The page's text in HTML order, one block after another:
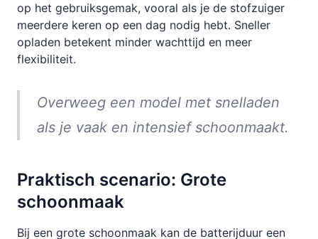
op het gebruiksgemak, vooral als je de stofzuiger
meerdere keren op een dag nodig hebt. Sneller
opladen betekent minder wachttijd en meer
flexibiliteit.
Overweeg een model met snelladen
als je vaak en intensief schoonmaakt.
Praktisch scenario: Grote
schoonmaak
Bij een grote schoonmaak kan de batterijduur een